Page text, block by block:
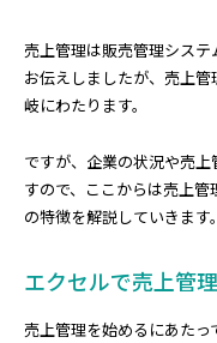
売上管理は販売管理システ
お伝えしましたが、売上
岐にわたります。
ですが、企業の状況や売
すので、ここからは売上
の特徴を解説していきます。
エクセルで売上管
売上管理を始めるにあた